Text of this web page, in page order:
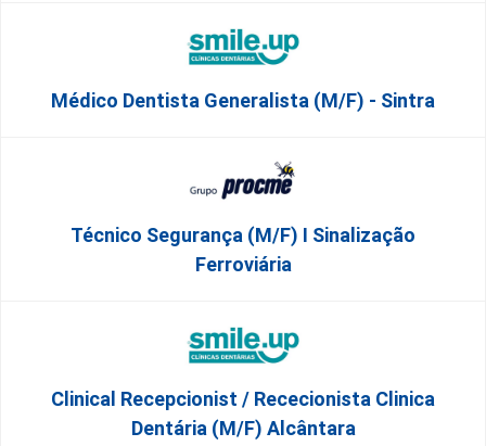
Médico Dentista Generalista (M/F) - Sintra
Técnico Segurança (m/f) I Sinalização
Ferroviária
Clinical Recepcionist / Rececionista Clinica
Dentária (M/F) Alcântara